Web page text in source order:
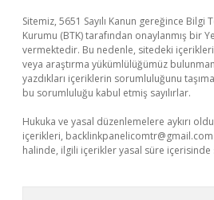
Sitemiz, 5651 Sayılı Kanun gereğince
Kurumu (BTK) tarafından onaylanmış bir
vermektedir. Bu nedenle, sitedeki
veya araştırma yükümlülüğümüz
yazdıkları içeriklerin sorumluluğunu
bu sorumluluğu kabul etmiş sayılırlar.
Hukuka ve yasal düzenlemelere aykırı
içerikleri, backlinkpanelicomtr@gmail.com
halinde, ilgili içerikler yasal süre içerisinde